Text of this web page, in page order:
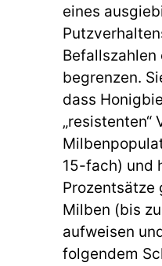
eines
Befallszahlen
begrenzen.
dass
„resistenten“
15-fach) und
Prozentsätze
Milben (bis
aufweisen
folgendem